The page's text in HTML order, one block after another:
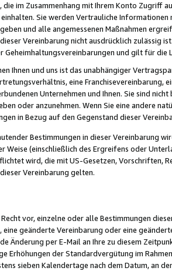
die im Zusammenhang mit Ihrem Konto
Sie werden Vertrauliche
und alle angemessenen Maßnahmen
Vereinbarung nicht ausdrücklich zulässig
Geheimhaltungsvereinbarungen und gilt für die
Ihnen und uns ist das unabhängiger
eine Franchisevereinbarung,
Unternehmen und Ihnen. Sie sind
oder anzunehmen. Wenn Sie eine andere
in Bezug auf den Gegenstand dieser
Bestimmungen in dieser Vereinbarung
Weise (einschließlich des Ergreifens oder
wird, die mit US-Gesetzen, Vorschriften,
Vereinbarung gelten.
vor, einzelne oder alle Bestimmungen
geänderte Vereinbarung oder eine
Änderung per E-Mail an Ihre zu diesem
Erhöhungen der Standardvergütung im
sieben Kalendertage nach dem Datum, an